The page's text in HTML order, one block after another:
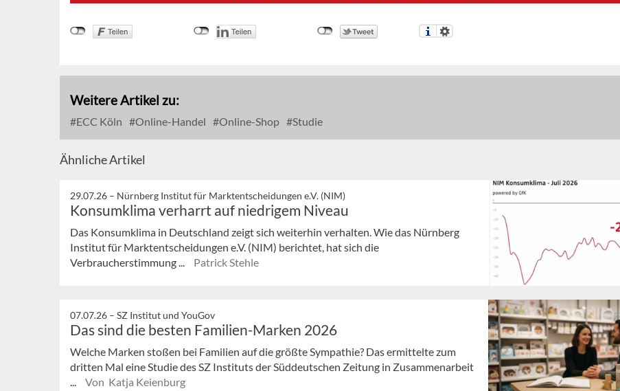
Weitere Artikel zu:
ECC Köln Online-Handel Online-Shop Studie
Ähnliche Artikel
29.07.26 – Nürnberg Institut für Marktentscheidungen e.V. (NIM)
Konsumklima verharrt auf niedrigem Niveau
Das Konsumklima in Deutschland zeigt sich weiterhin verhalten. Wie das Nürnberg
Institut für Marktentscheidungen e.V. (NIM) berichtet, hat sich die
Verbraucherstimmung ...
Patrick Stehle
07.07.26 – SZ Institut und YouGov
Das sind die besten Familien-Marken 2026
Welche Marken stoßen bei Familien auf die größte Sympathie? Das ermittelte zum
dritten Mal eine Studie des SZ Instituts der Süddeutschen Zeitung in Zusammenarbeit
...
Von Katja Keienburg